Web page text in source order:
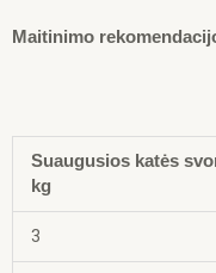
Maitinimo
Suaugusios katės
kg
3